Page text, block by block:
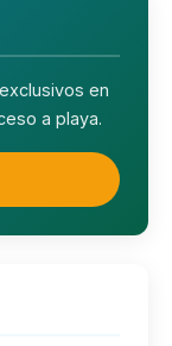
en
a playa.